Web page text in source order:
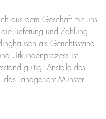
aus dem Geschäft mit uns
Lieferung und Zahlung
als Gerichtsstand.
Urkundenprozess ist
gültig. Anstelle des
das Landgericht Münster.